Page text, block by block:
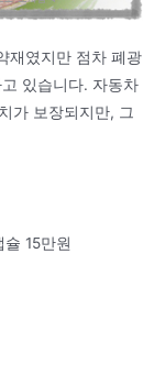
재였지만 점차 폐광
있습니다. 자동차
가 보장되지만, 그
15만원